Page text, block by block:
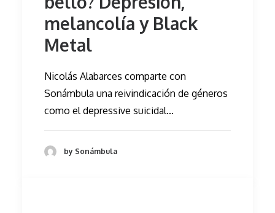
melancolía y Black
Metal
Nicolás Alabarces comparte con
Sonámbula una reivindicación de géneros
como el depressive suicidal…
by Sonámbula